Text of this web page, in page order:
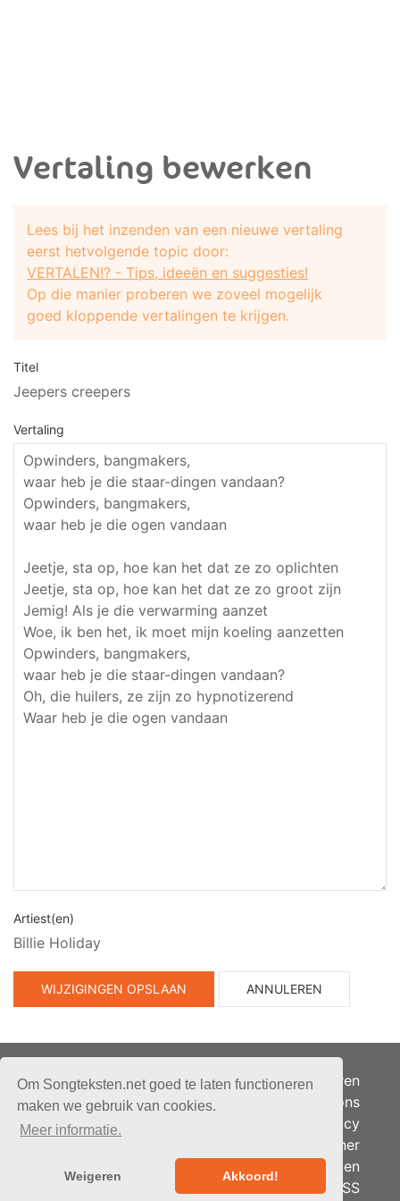
Om Songteksten.net goed te laten functioneren
maken we gebruik van cookies.
Meer informatie.
Weigeren Akkoord!
Vertaling bewerken
Lees bij het inzenden van een nieuwe vertaling
eerst hetvolgende topic door:
VERTALEN!? - Tips, ideeën en suggesties!
Op die manier proberen we zoveel mogelijk
goed kloppende vertalingen te krijgen.
Titel
Jeepers creepers
Vertaling
Artiest(en)
Billie Holiday
WIJZIGINGEN OPSLAAN ANNULEREN
Alle rechten voorbehouden.
bandhosting.nl
Adverteren
Over ons
Je privacy
Partner
Berichten
RSS